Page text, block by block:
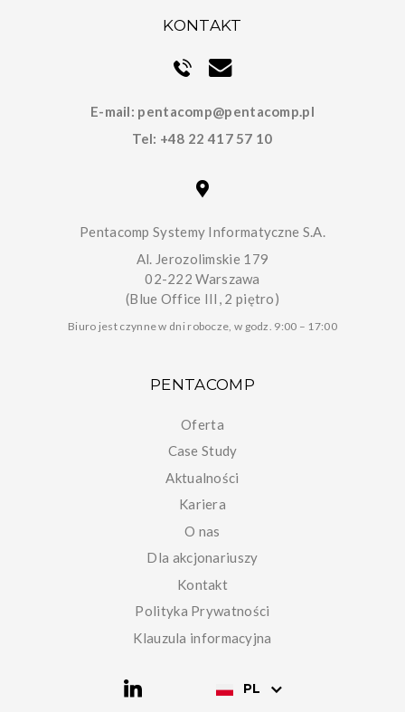
KONTAKT
E-mail: pentacomp@pentacomp.pl
Tel: +48 22 417 57 10
Pentacomp Systemy Informatyczne S.A.
Al. Jerozolimskie 179
02-222 Warszawa
(Blue Office III, 2 piętro)
Biuro jest czynne w dni robocze, w godz. 9:00 – 17:00
PENTACOMP
Oferta
Case Study
Aktualności
Kariera
O nas
Dla akcjonariuszy
Kontakt
Polityka Prywatności
Klauzula informacyjna
PL